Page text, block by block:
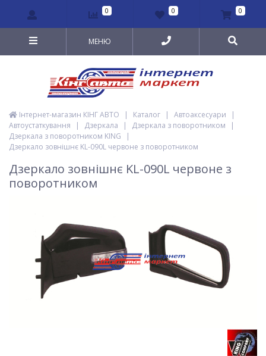
0 0 0
МЕНЮ
Інтернет-магазин КІНГ АВТО | Каталог | Автоаксесуари
|
Автоустаткування
| Дзеркала | Дзеркала з поворотником
|
Дзеркала з поворотником KING
|
Дзеркало зовнішнє KL-090L червоне з поворотником
Дзеркало зовнішнє KL-090L червоне з
поворотником